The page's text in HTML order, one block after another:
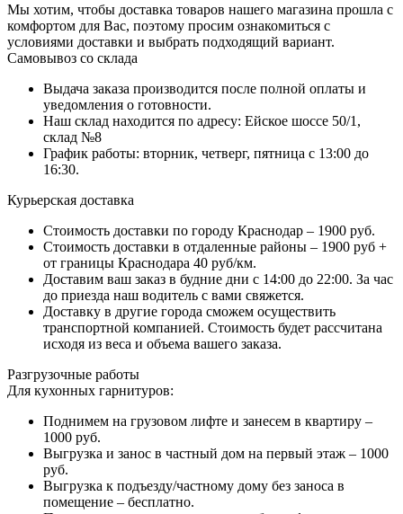
Мы хотим, чтобы доставка товаров нашего магазина прошла с
комфортом для Вас, поэтому просим ознакомиться с
условиями доставки и выбрать подходящий вариант.
Самовывоз со склада
Выдача заказа производится после полной оплаты и
уведомления о готовности.
Наш склад находится по адресу: Ейское шоссе 50/1,
склад №8
График работы: вторник, четверг, пятница с 13:00 до
16:30.
Курьерская доставка
Стоимость доставки по городу Краснодар – 1900 руб.
Стоимость доставки в отдаленные районы – 1900 руб +
от границы Краснодара 40 руб/км.
Доставим ваш заказ в будние дни с 14:00 до 22:00. За час
до приезда наш водитель с вами свяжется.
Доставку в другие города сможем осуществить
транспортной компанией. Стоимость будет рассчитана
исходя из веса и объема вашего заказа.
Разгрузочные работы
Для кухонных гарнитуров:
Поднимем на грузовом лифте и занесем в квартиру –
1000 руб.
Выгрузка и занос в частный дом на первый этаж – 1000
руб.
Выгрузка к подъезду/частному дому без заноса в
помещение – бесплатно.